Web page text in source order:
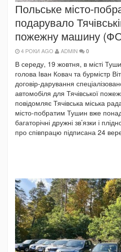
Польське місто-
подарувало
пожежну машину
4 РОКИ AGO ADMIN 0
В середу, 19 жовтня, в місті
голова Іван Ковач та бурмістр
договір-дарування
автомобіля для Тячівської
повідомляє Тячівська міська
місто-побратим Тушин вже
багаторічні дружні зв’язки і
про співпрацю підписана 24